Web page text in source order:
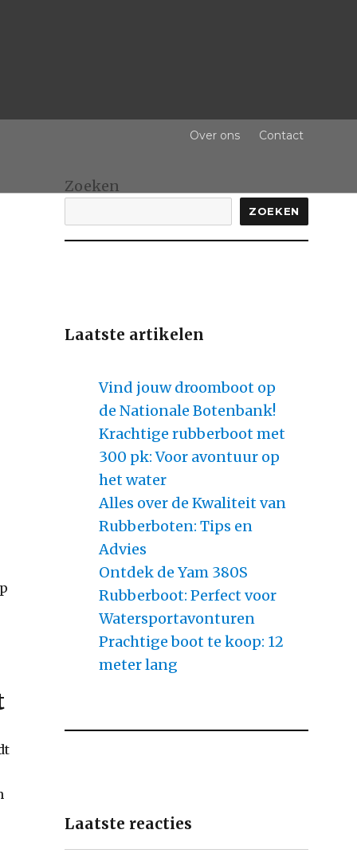
Over ons Contact
Zoeken
ZOEKEN
Laatste artikelen
Vind jouw droomboot op
de Nationale Botenbank!
Krachtige rubberboot met
300 pk: Voor avontuur op
het water
Alles over de Kwaliteit van
Rubberboten: Tips en
Advies
Ontdek de Yam 380S
Rubberboot: Perfect voor
Watersportavonturen
Prachtige boot te koop: 12
meter lang
Laatste reacties